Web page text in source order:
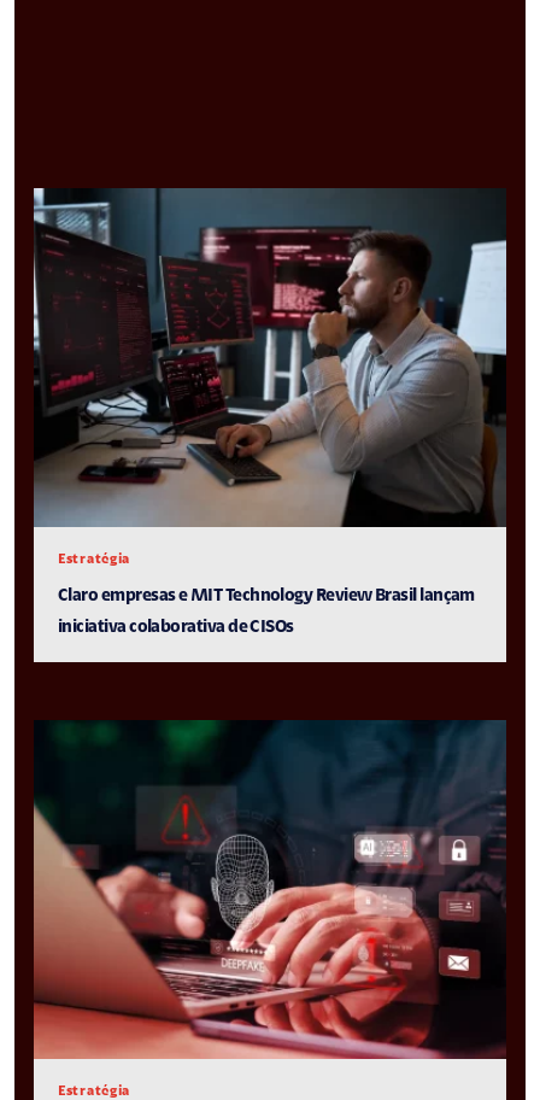
Estratégia
Claro empresas e MIT Technology Review Brasil lançam
iniciativa colaborativa de CISOs
Estratégia